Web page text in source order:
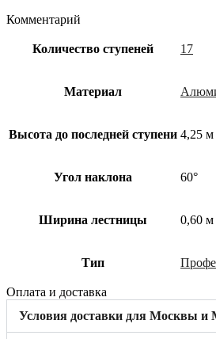
Комментарий
Количество ступеней 17
Материал
Высота до последней ступени 4,25 м
Угол наклона 60°
Ширина лестницы 0,60 м
Тип
Оплата и доставка
Условия доставки для Москвы и